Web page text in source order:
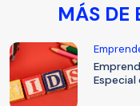
MÁS DE
Especial